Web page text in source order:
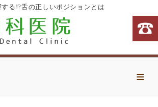
る!?舌の正しいポジションとは